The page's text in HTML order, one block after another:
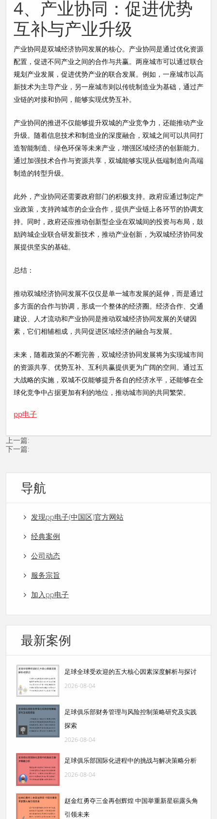
4、产业协同：促进优势
互补与产业升级
产业协同是双城经济协同发展的核心。产业协同是通过优化资源
配置，促进不同产业之间的合作与共赢。两座城市可以通过联合
规划产业发展，促进优势产业的联合发展。例如，一座城市以高
新技术为主导产业，另一座城市则以传统制造业为基础，通过产
业链的对接和协同，能够实现优势互补。
产业协同的推进不仅能够提升双城的产业竞争力，还能推动产业
升级。随着信息技术和制造业的深度融合，双城之间可以共同打
造智能制造、绿色环保等未来产业，增强区域经济的创新能力。
通过加强技术合作与资源共享，双城能够实现从低端制造向高端
制造的转型升级。
此外，产业协同还需要政府部门的积极支持。政府应通过制定产
业政策，支持跨城市的企业合作，提供产业链上各环节的协调支
持。同时，政府还应推动创新型企业在双城间的投资与布局，鼓
励跨城企业联合研发新技术，推动产业创新，为双城经济协同发
展提供坚实的基础。
总结：
推动双城经济协同发展不仅仅是单一城市发展的延伸，而是通过
多方面的合作与协调，形成一个整体的经济圈。经济合作、交通
建设、人才流动和产业协同是推动双城经济协同发展的关键因
素，它们相辅相成，共同促进区域经济的融合与发展。
未来，随着政策的不断完善，双城经济协同发展将为实现城市间
的资源共享、优势互补、互利共赢提供更为广阔的空间。通过五
大战略的实施，双城不仅能够提升各自的经济水平，还能够在全
球化竞争中占据更加有利的地位，推动城市间的共同繁荣。
pp电子
上一篇:
下一篇:
导航
发现pp电子(中国区)官方网站
经典案例
公司动态
服务宗旨
加入pp电子
最新案例
足球全球受欢迎的五大核心因素深度解析与探讨
2026-08-04
足球俱乐部财务管理与风险控制策略研究及实践
探索
2026-08-04
足球俱乐部国际化进程中的挑战与解决策略分析
2026-08-04
赵金红勇夺三金再创辉煌 中国举重新星崭露头角
引领未来